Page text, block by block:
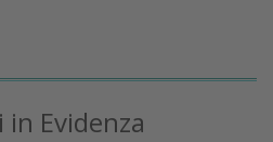
in Evidenza